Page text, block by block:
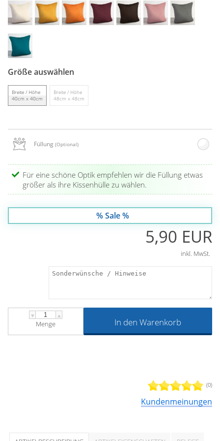
Gardinenstange
Stoffe
Panneaux
Größe auswählen
Breite / Höhe
40cm x 40cm
Breite / Höhe
48cm x 48cm
Füllung (Optional)
Für eine schöne Optik empfehlen wir die Füllung etwas
größer als ihre Kissenhülle zu wählen.
(0)
Kundenmeinungen
% Sale %
5,90 EUR
inkl. MwSt.
▼ ▲
Menge In den Warenkorb